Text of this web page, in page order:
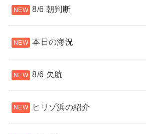
8/6 朝判断
本日の海況
8/6 欠航
ヒリゾ浜の紹介